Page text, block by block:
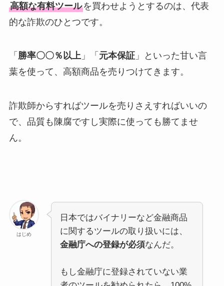
高額な有料ツールを買わせようとするのは、代表
的な詐欺のひとつです。
「 勝率〇〇％以上」「 元本保証」といった甘い言
葉を使って、高額商品を売りつけてきます。
詐欺師からすればツールを売りさえすればいいの
で、品質も陳腐ですし実際に使っても勝てませ
ん。
はじめ
日本ではバイナリーなど金融商品
に関するツールの取り扱いには、
金融庁への登録が必須なんだ。
もし金融庁に登録されていない業